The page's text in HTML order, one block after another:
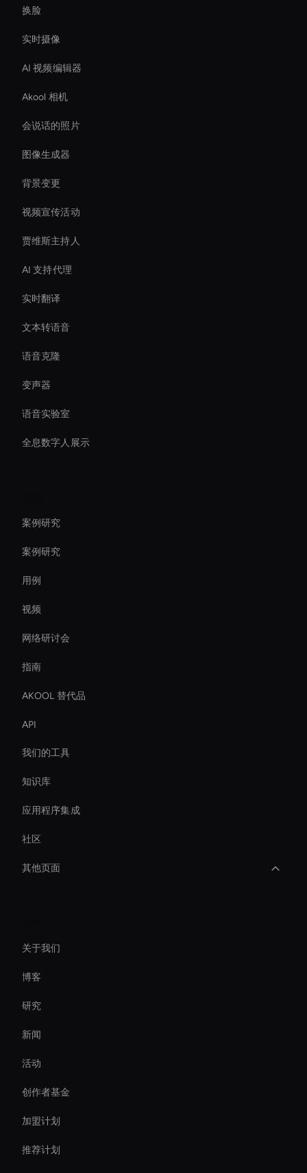
换脸
实时摄像
AI 视频编辑器
Akool 相机
会说话的照片
图像生成器
背景变更
视频宣传活动
贾维斯主持人
AI 支持代理
实时翻译
文本转语音
语音克隆
变声器
语音实验室
全息数字人展示
案例研究
案例研究
用例
视频
网络研讨会
指南
AKOOL 替代品
API
我们的工具
知识库
应用程序集成
社区
其他页面
Ai Agent For Automation
Virtual Reality Avatar
Personalized Ai Avatar For Online Learning
Decision-Making Ai Avatar
AI 视频稳定器工具
AI 视频聊天机器人解决方案
关于我们
博客
研究
新闻
活动
创作者基金
加盟计划
推荐计划